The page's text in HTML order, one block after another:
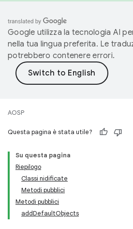
Google utilizza la tecnologia AI
nella tua lingua preferita. Le
potrebbero contenere errori.
AOSP
Questa pagina è stata utile?
Su questa pagina
Riepilogo
Classi nidificate
Metodi pubblici
Metodi pubblici
addDefaultObjects